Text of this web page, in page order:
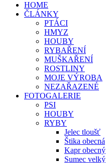
HOME
ČLÁNKY
PTÁCI
HMYZ
HOUBY
RYBAŘENÍ
MUŠKAŘENÍ
ROSTLINY
MOJE VÝROBA
NEZAŘAZENÉ
FOTOGALERIE
PSI
HOUBY
RYBY
Jelec tloušť
Štika obecná
Kapr obecný
Sumec velký